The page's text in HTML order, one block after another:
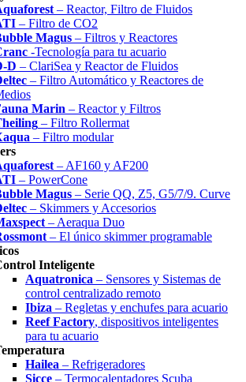
– Reactor, Filtro de Fluidos
– Filtro de CO2
Magus – Filtros y Reactores
-Tecnología para tu acuario
D – ClariSea y Reactor de Fluidos
– Filtro Automático y Reactores de
Marin – Reactor y Filtros
– Filtro Rollermat
– Filtro modular
– AF160 y AF200
– PowerCone
Magus – Serie QQ, Z5, G5/7/9. Curve
– Skimmers y Accesorios
– Aeraqua Duo
– El único skimmer programable
Inteligente
Aquatronica – Sensores y Sistemas de
control centralizado remoto
Ibiza – Regletas y enchufes para acuario
Reef Factory, dispositivos inteligentes
para tu acuario
Hailea – Refrigeradores
Sicce – Termocalentadores Scuba